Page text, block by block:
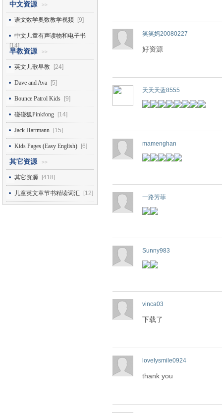
中文资源 >>
语文数学奥数教学视频 [9]
中文儿童有声读物和电子书
[14]
早教资源 >>
英文儿歌早教 [24]
Dave and Ava [5]
Bounce Patrol Kids [9]
碰碰狐Pinkfong [14]
Jack Hartmann [15]
Kids Pages (Easy English) [6]
其它资源 >>
其它资源 [418]
儿童英文章节书精读词汇 [12]
笑笑妈20080227
好资源
天天天蓝8555
mamenghan
一路芳菲
Sunny983
vinca03
下载了
lovelysmile0924
thank you